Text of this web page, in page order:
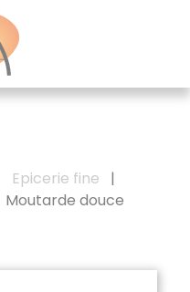
Epicerie fine
|
Moutarde douce